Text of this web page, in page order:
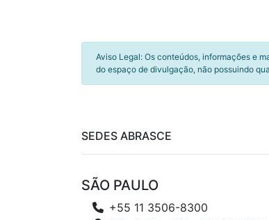
Aviso Legal: Os conteúdos, informações e
do espaço de divulgação, não possuindo
SEDES ABRASCE
SÃO PAULO
+55 11 3506-8300